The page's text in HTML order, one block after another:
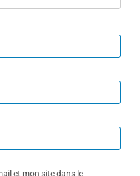
et mon site dans le